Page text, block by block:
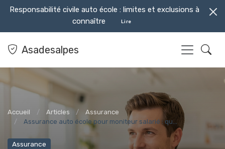
Responsabilité civile auto école : limites et exclusions à
connaître
Lire
Asadesalpes
Accueil Articles
Assurance
Assurance auto école pour moniteur salarié : qu...
Assurance